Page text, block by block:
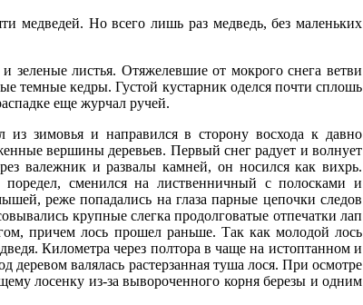
медведей. Но всего лишь раз медведь, без маленьких
зеленые листья. Отяжелевшие от мокрого снега ветви
темные кедры. Густой кустарник оделся почти сплошь
еще журчал ручей.
зимовья и направился в сторону восхода к давно
вершины деревьев. Первый снег радует и волнует
валежник и развалы камней, он носился как вихрь.
сменился на лиственничный с полосками и
реже попадались на глаза парные цепочки следов
крупные слегка продолговатые отпечатки лап
причем лось прошел раньше. Так как молодой лось
Километра через полтора в чаще на истоптанном и
валялась растерзанная туша лося. При осмотре
лосенку из-за вывороченного корня березы и одним